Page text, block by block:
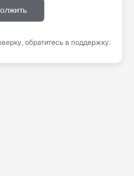
обратитесь в поддержку.